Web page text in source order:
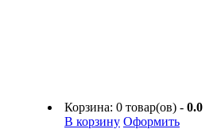
Корзина: 0 товар(ов) - 0.0
В корзину Оформить